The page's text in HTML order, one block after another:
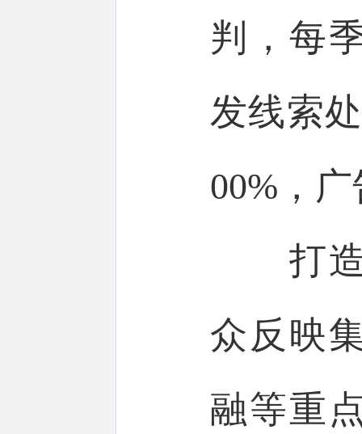
判，每
发线索
00%，
打造
众反映
融等重